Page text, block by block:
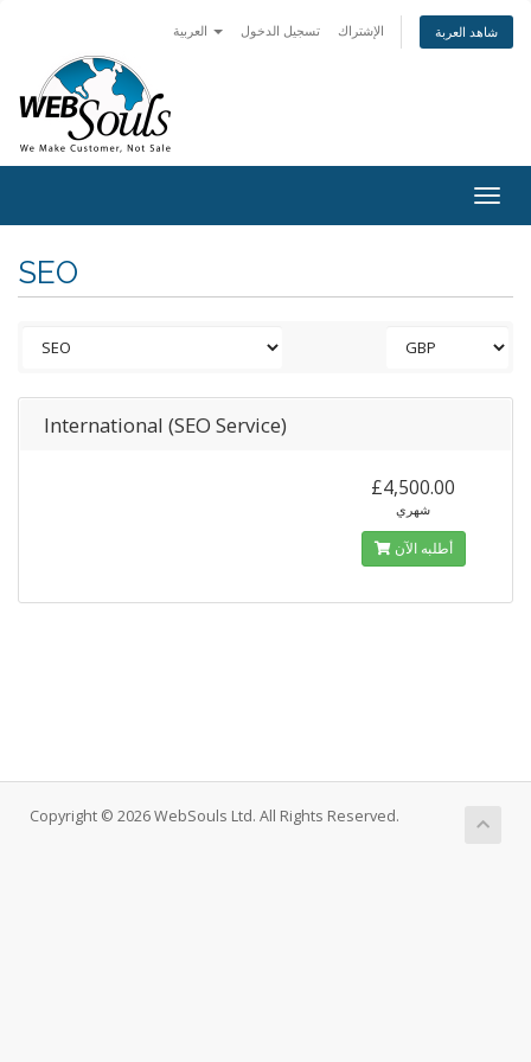
تسجيل الدخول الإشتراك شاهد العربة
SEO
International (SEO Service)
£4,500.00
شهري
أطلبه الآن
Copyright © 2026 WebSouls Ltd. All Rights Reserved.